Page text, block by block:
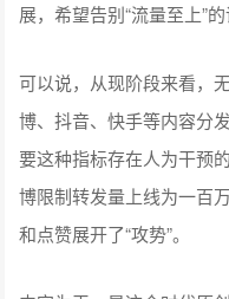
展，希望告别“流量至上”的
可以说，从现阶段来看，
博、抖音、快手等内容分
要这种指标存在人为干预
博限制转发量上线为一百
和点赞展开了“攻势”。